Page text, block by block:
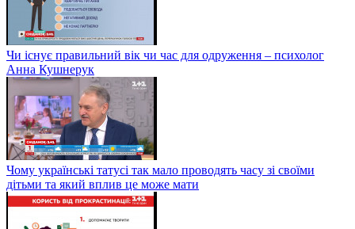
Чи існує правильний вік чи час для одруження – психолог
Анна Кушнерук
Чому українські татусі так мало проводять часу зі своїми
дітьми та який вплив це може мати